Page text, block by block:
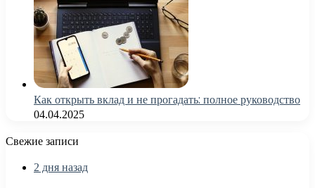
Как открыть вклад и не прогадать: полное руководство
04.04.2025
Свежие записи
2 дня назад